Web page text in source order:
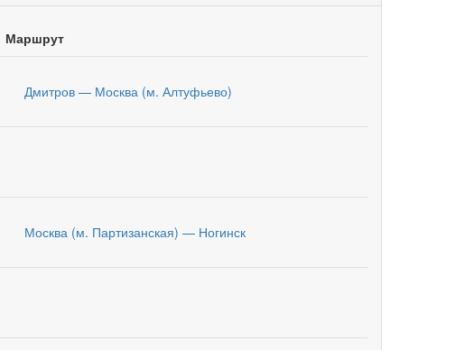
Маршрут
Дмитров — Москва (м. Алтуфьево)
Москва (м. Партизанская) — Ногинск